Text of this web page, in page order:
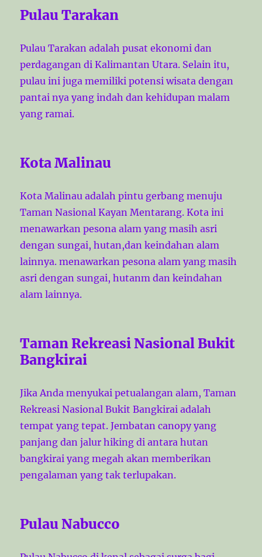
Pulau Tarakan
Pulau Tarakan adalah pusat ekonomi dan
perdagangan di Kalimantan Utara. Selain itu,
pulau ini juga memiliki potensi wisata dengan
pantai nya yang indah dan kehidupan malam
yang ramai.
Kota Malinau
Kota Malinau adalah pintu gerbang menuju
Taman Nasional Kayan Mentarang. Kota ini
menawarkan pesona alam yang masih asri
dengan sungai, hutan,dan keindahan alam
lainnya. menawarkan pesona alam yang masih
asri dengan sungai, hutanm dan keindahan
alam lainnya.
Taman Rekreasi Nasional Bukit
Bangkirai
Jika Anda menyukai petualangan alam, Taman
Rekreasi Nasional Bukit Bangkirai adalah
tempat yang tepat. Jembatan canopy yang
panjang dan jalur hiking di antara hutan
bangkirai yang megah akan memberikan
pengalaman yang tak terlupakan.
Pulau Nabucco